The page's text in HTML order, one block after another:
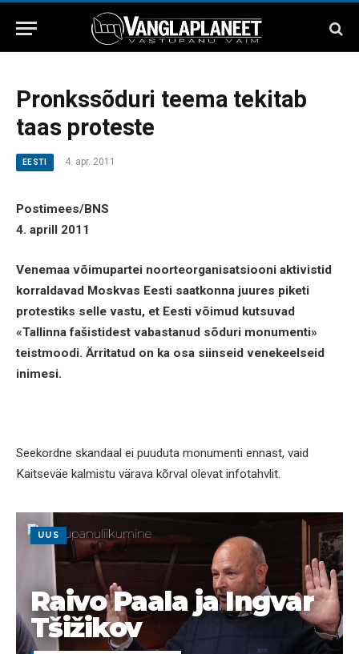
Pronkssõduri teema tekitab
taas proteste
EESTI 4. apr. 2011
Postimees/BNS
4. aprill 2011
Venemaa võimupartei noorteorganisatsiooni aktivistid
korraldavad Moskvas Eesti saatkonna juures piketi
protestiks selle vastu, et Eesti võimud kutsuvad
«Tallinna fašistidest vabastanud sõduri monumenti»
teistmoodi. Ärritatud on ka osa siinseid venekeelseid
inimesi.
Seekordne skandaal ei puuduta monumenti ennast, vaid
Kaitseväe kalmistu värava kõrval olevat infotahvlit.
UUS
Raivo Paala ja Ingvar
Tšižikov